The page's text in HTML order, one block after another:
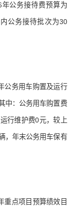
公务接待费预算为
公务接待批次为30
公务用车购置及运行
中：公务用车购置费
行维护费0元，较上
，年末公务用车保有
重点项目预算绩效目